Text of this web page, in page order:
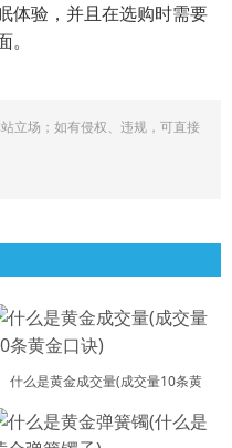
体验，并且在选购时需要
立场；如有侵权、违规，可直接
什么是黄金成交量(成交量10条黄